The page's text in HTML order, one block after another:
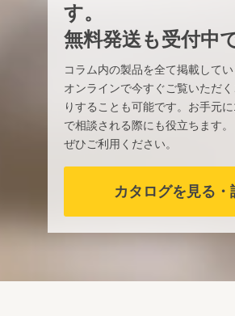
す。
無料発送も受付中
コラム内の製品を全て掲載してい
オンラインで今すぐご覧いただ
りすることも可能です。お手元
で相談される際にも役立ちます。
ぜひご利用ください。
カタログを見る・